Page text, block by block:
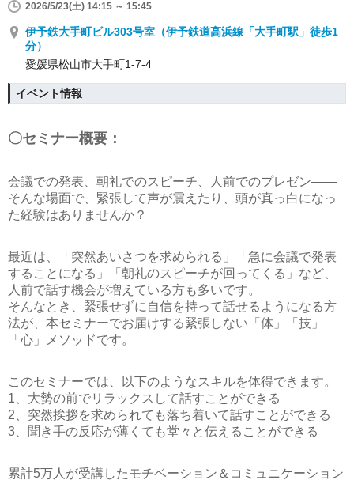
2026/5/23(土) 14:15 ～ 15:45
伊予鉄大手町ビル303号室（伊予鉄道高浜線「大手町駅」徒歩1
分）
愛媛県松山市大手町1-7-4
イベント情報
〇セミナー概要：
会議での発表、朝礼でのスピーチ、人前でのプレゼン——
そんな場面で、緊張して声が震えたり、頭が真っ白になっ
た経験はありませんか？
最近は、「突然あいさつを求められる」「急に会議で発表
することになる」「朝礼のスピーチが回ってくる」など、
人前で話す機会が増えている方も多いです。
そんなとき、緊張せずに自信を持って話せるようになる方
法が、本セミナーでお届けする緊張しない「体」「技」
「心」メソッドです。
このセミナーでは、以下のようなスキルを体得できます。
1、大勢の前でリラックスして話すことができる
2、突然挨拶を求められても落ち着いて話すことができる
3、聞き手の反応が薄くても堂々と伝えることができる
累計5万人が受講したモチベーション＆コミュニケーション